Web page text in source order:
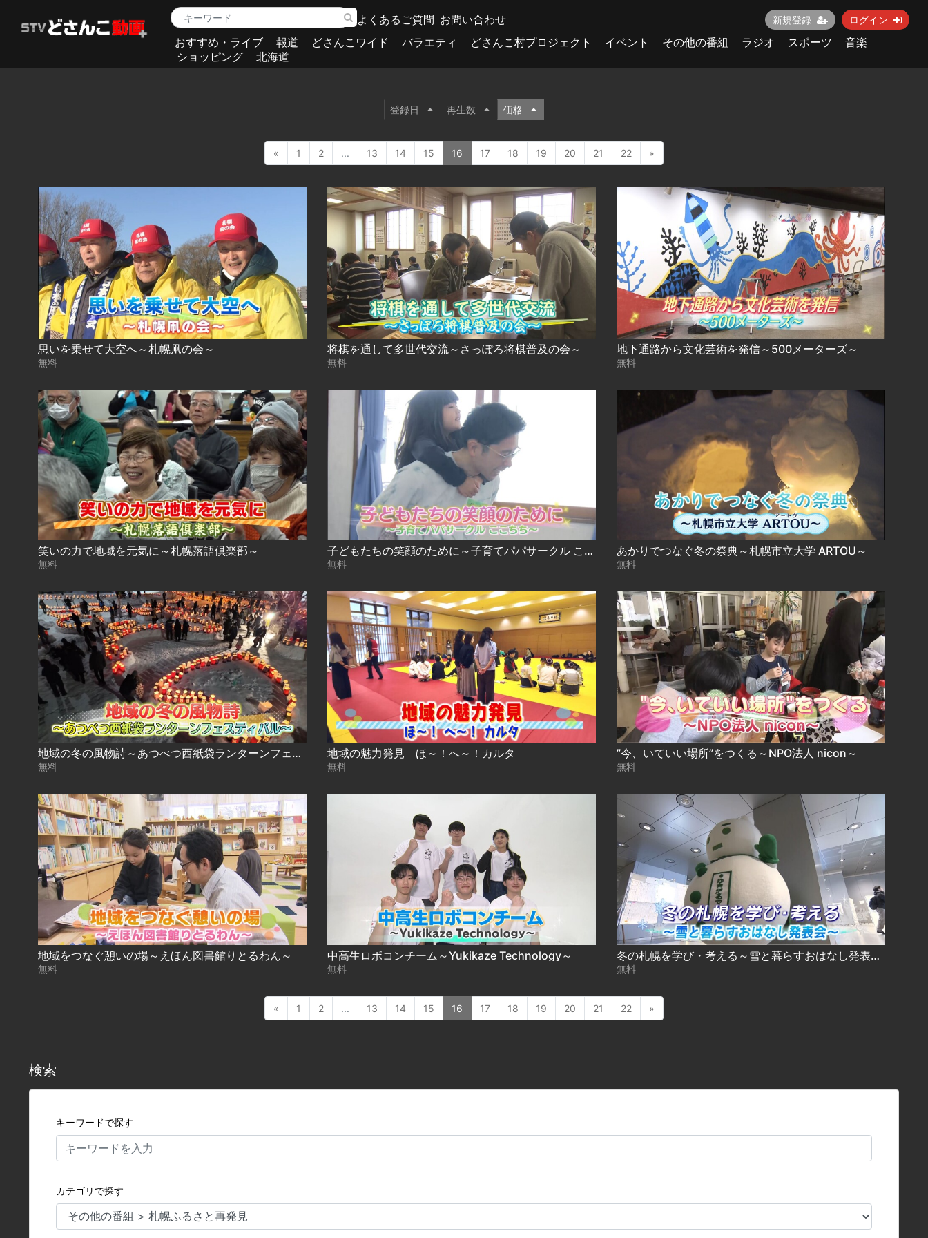
よくあるご質問 お問い合わせ 新規登録 ログイン
おすすめ・ライブ 報道 どさんこワイド バラエティ どさんこ村プロジェクト イベント その他の番組 ラジオ スポーツ
音楽
ショッピング
北海道
登録日 再生数 価格
« 1 2 ... 13 14 15 16 17 18 19 20 21 22 »
思いを乗せて大空へ～札幌凧の会～
無料
将棋を通して多世代交流～さっぽろ将棋普及の会～
無料
地下通路から文化芸術を発信～500メーターズ～
無料
笑いの力で地域を元気に～札幌落語倶楽部～
無料
子どもたちの笑顔のために～子育てパパサークル ここちち～
無料
あかりでつなぐ冬の祭典～札幌市立大学 ARTOU～
無料
地域の冬の風物詩～あつべつ西紙袋ランターンフェスティバル～
無料
地域の魅力発見 ほ～！へ～！カルタ
無料
”今、いていい場所”をつくる～NPO法人 nicon～
無料
地域をつなぐ憩いの場～えほん図書館りとるわん～
無料
中高生ロボコンチーム～Yukikaze Technology～
無料
冬の札幌を学び・考える～雪と暮らすおはなし発表会～
無料
« 1 2 ... 13 14 15 16 17 18 19 20 21 22 »
検索
キーワードで探す
カテゴリで探す